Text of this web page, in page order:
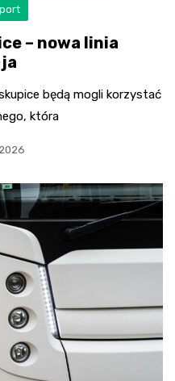
– nowa linia
będą mogli korzystać
która